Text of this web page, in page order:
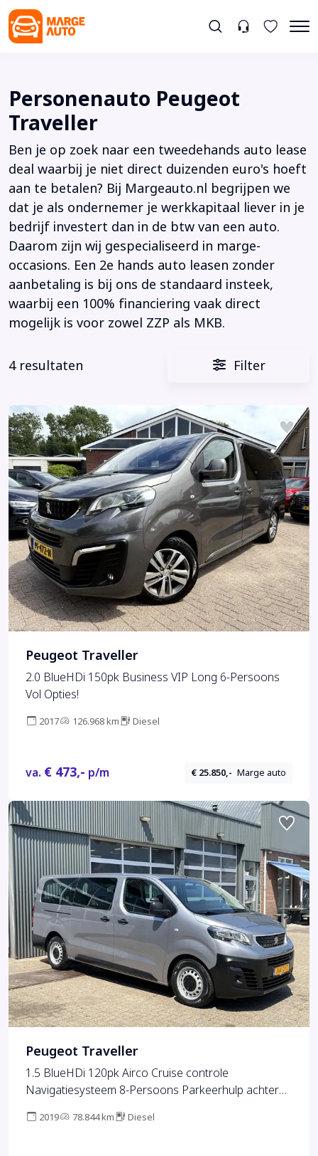
Personenauto Peugeot
Traveller
Ben je op zoek naar een tweedehands auto lease
deal waarbij je niet direct duizenden euro's hoeft
aan te betalen? Bij Margeauto.nl begrijpen we
dat je als ondernemer je werkkapitaal liever in je
bedrijf investert dan in de btw van een auto.
Daarom zijn wij gespecialiseerd in marge-
occasions. Een 2e hands auto leasen zonder
aanbetaling is bij ons de standaard insteek,
waarbij een 100% financiering vaak direct
mogelijk is voor zowel ZZP als MKB.
4 resultaten Filter
Peugeot Traveller
2.0 BlueHDi 150pk Business VIP Long 6-Persoons
Vol Opties!
2017 126.968 km Diesel
va. € 473,- p/m € 25.850,- Marge auto
Peugeot Traveller
1.5 BlueHDi 120pk Airco Cruise controle
Navigatiesysteem 8-Persoons Parkeerhulp achter
Personenbus Kombi Combi Tourer Passenger Taxi
2019 78.844 km Diesel